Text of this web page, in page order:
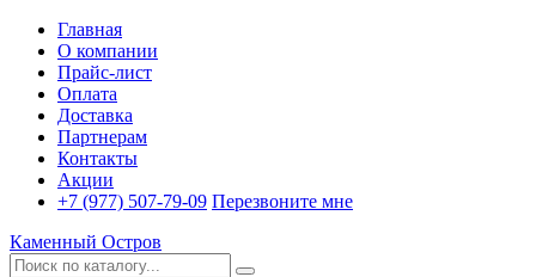
Главная
О компании
Прайс-лист
Оплата
Доставка
Партнерам
Контакты
Акции
+7 (977) 507-79-09 Перезвоните мне
Каменный Остров